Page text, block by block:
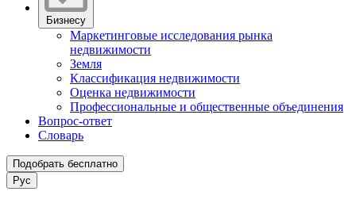
Бизнесу
Маркетинговые исследования рынка
недвижимости
Земля
Классификация недвижимости
Оценка недвижимости
Профессиональные и общественные объединения
Вопрос-ответ
Словарь
Подобрать бесплатно
Рус